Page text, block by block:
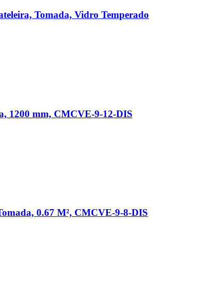
Tomada, Vidro Temperado
1200 mm, CMCVE-9-12-DIS
0.67 M², CMCVE-9-8-DIS